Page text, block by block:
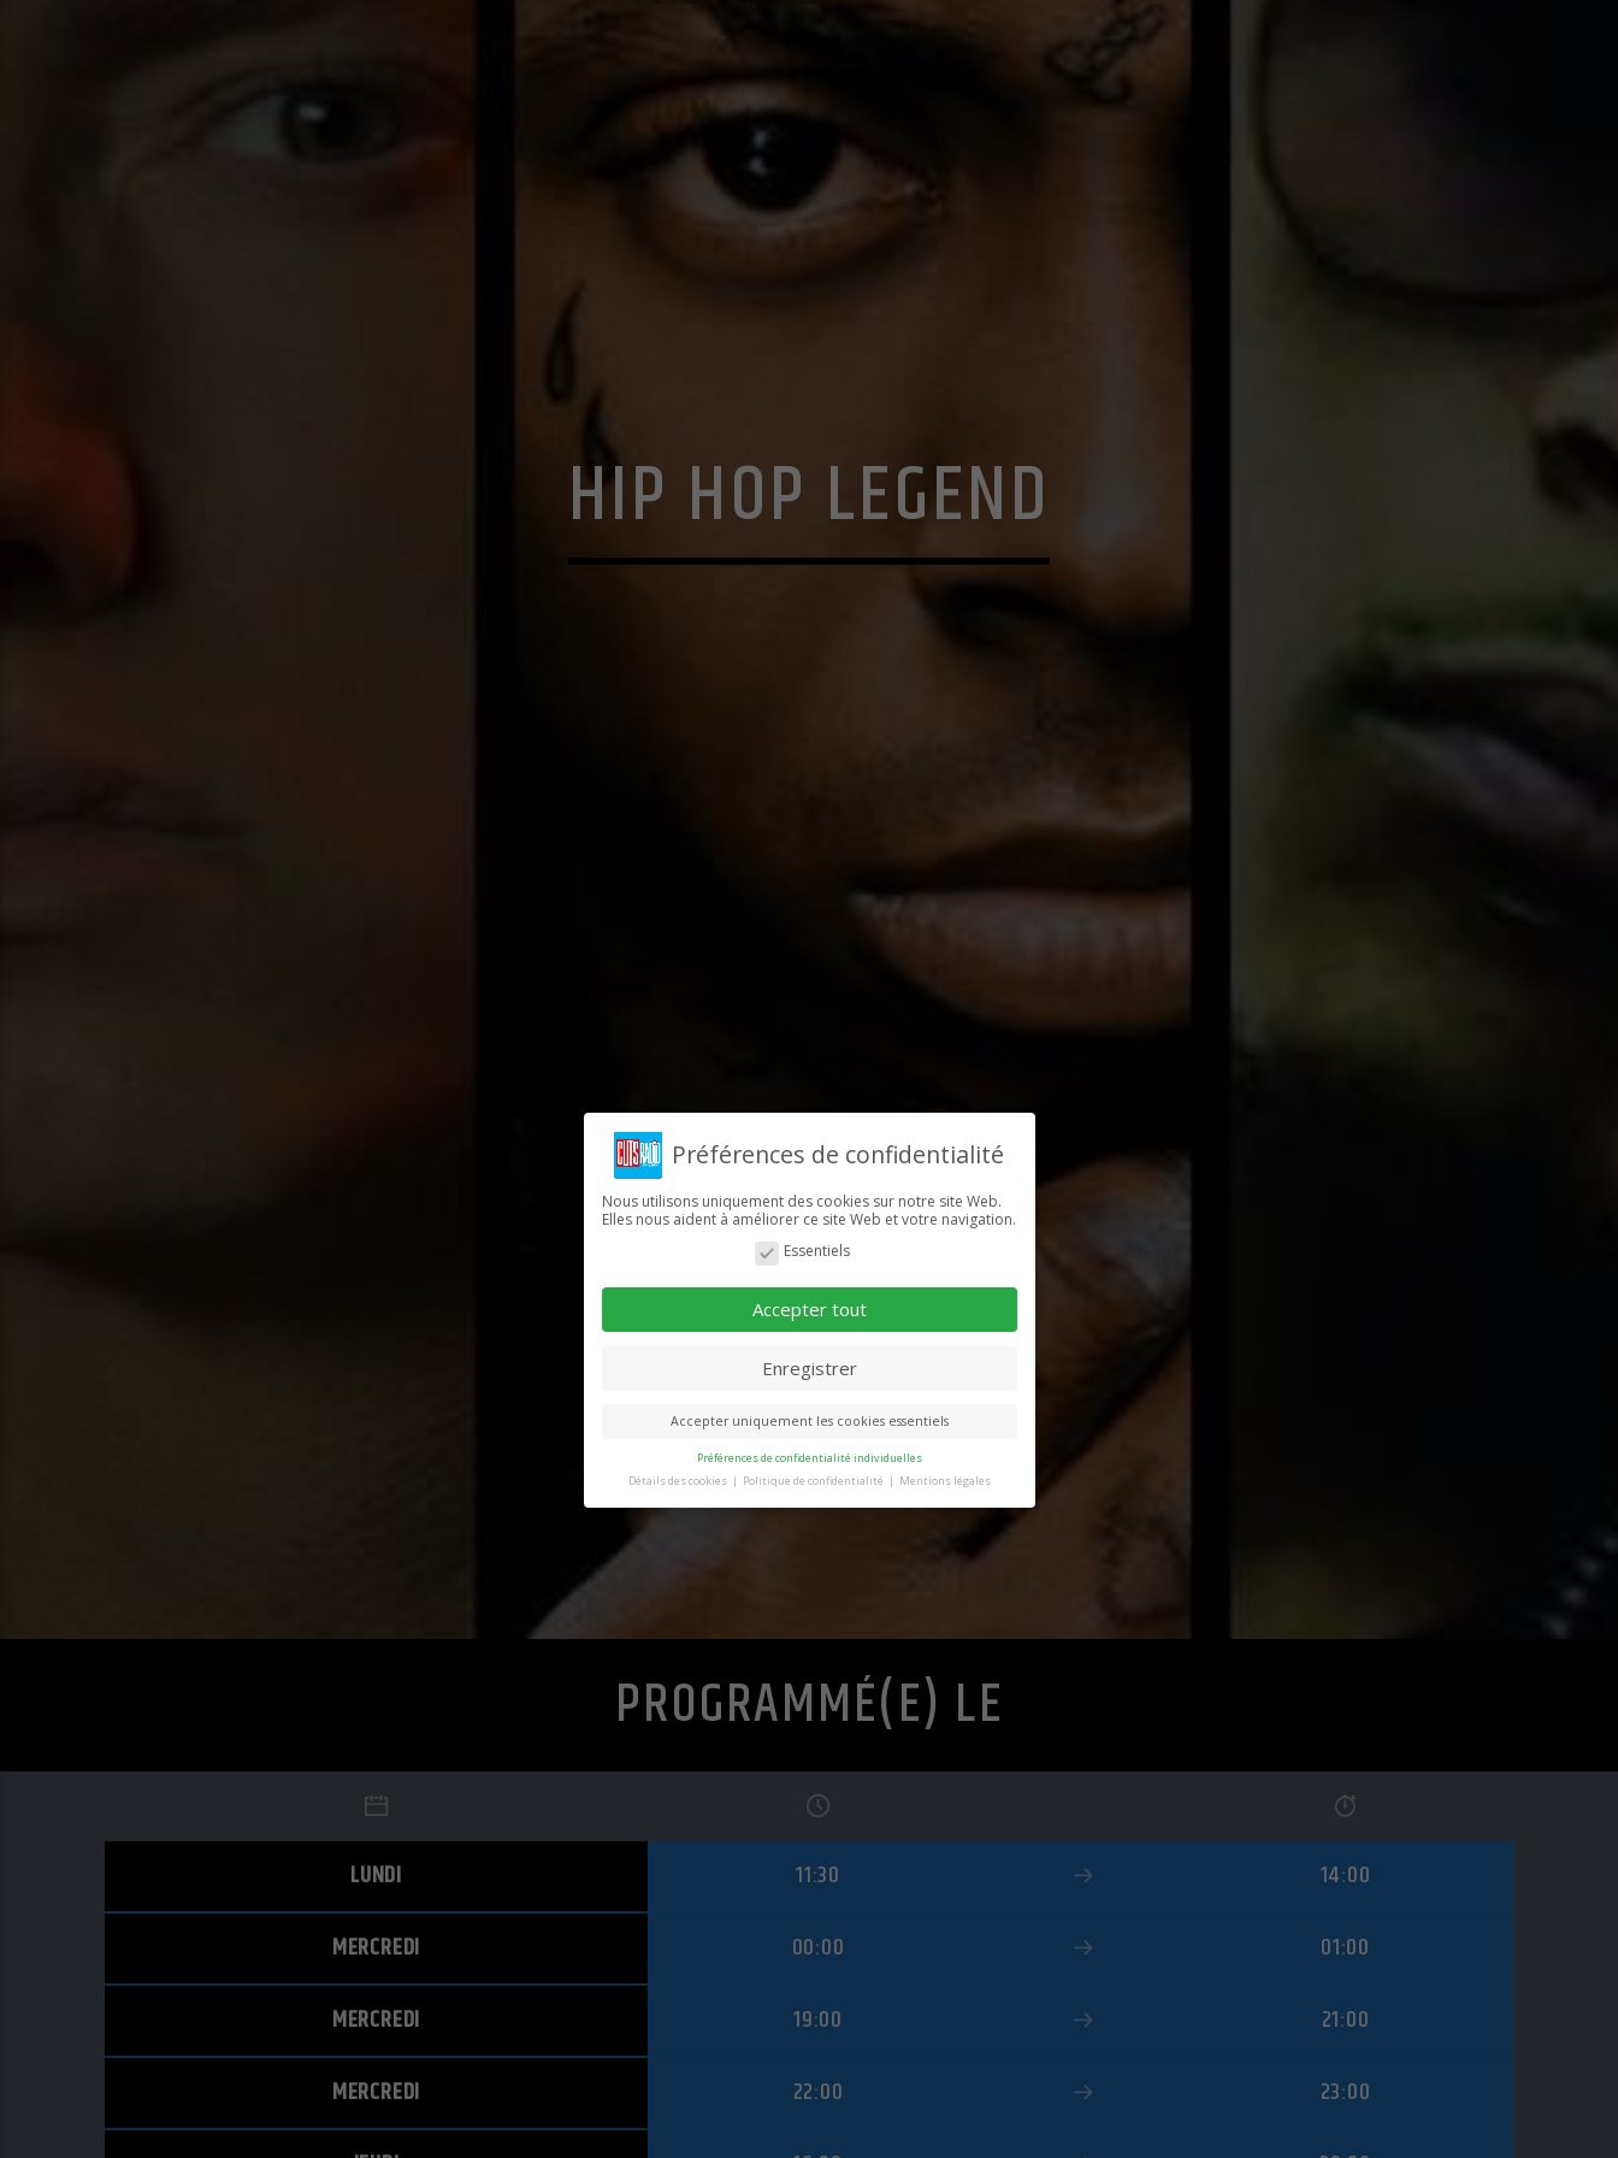
HIP HOP LEGEND
PROGRAMMÉ(E) LE
LUNDI 11:30 14:00
MERCREDI 00:00 01:00
MERCREDI 19:00 21:00
MERCREDI 22:00 23:00
Préférences de confidentialité
Nous utilisons uniquement des cookies sur notre site Web.
Elles nous aident à améliorer ce site Web et votre navigation.
Essentiels
Accepter tout
Enregistrer
Accepter uniquement les cookies essentiels
Préférences de confidentialité individuelles
Détails des cookies
Politique de confidentialité Mentions légales
Préférence de confidentialité
Vous trouverez ici un aperçu de tous les cookies
Accepter tout
Enregistrer
essentiels
Les cookies essentiels permettent des fonctions de base et sont
nécessaires au bon fonctionnement du site Web.
Politique de confidentialité